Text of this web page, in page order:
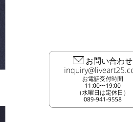
お問い合わせ
お電話受付時間
11:00〜19:00
（水曜日は定休日）
089-941-9558